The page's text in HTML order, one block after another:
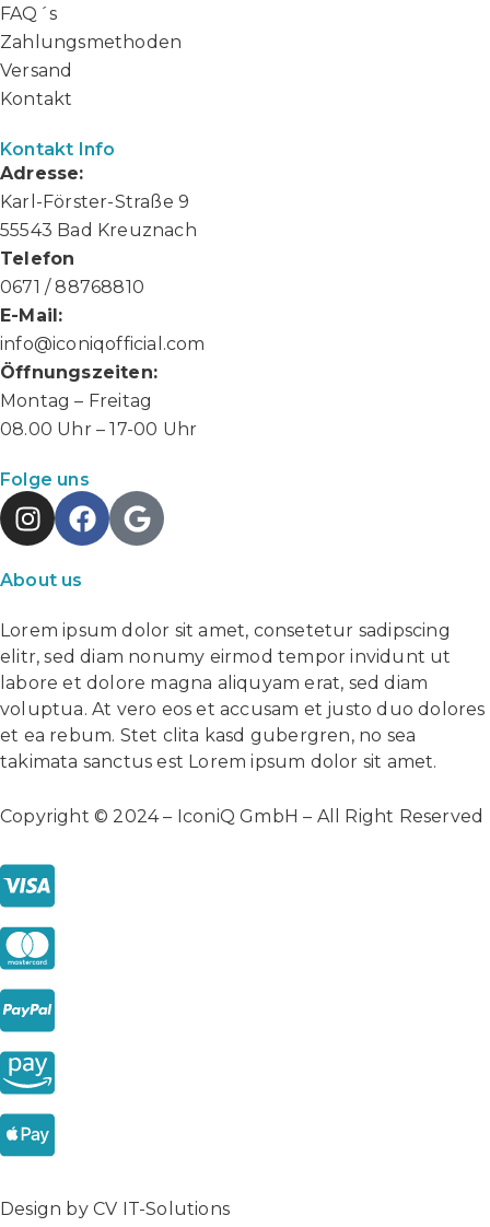
FAQ´s
Zahlungsmethoden
Versand
Kontakt
Kontakt Info
Adresse:
Karl-Förster-Straße 9
55543 Bad Kreuznach
Telefon
0671 / 88768810
E-Mail:
info@iconiqofficial.com
Öffnungszeiten:
Montag – Freitag
08.00 Uhr – 17-00 Uhr
Folge uns
About us
Lorem ipsum dolor sit amet, consetetur sadipscing
elitr, sed diam nonumy eirmod tempor invidunt ut
labore et dolore magna aliquyam erat, sed diam
voluptua. At vero eos et accusam et justo duo dolores
et ea rebum. Stet clita kasd gubergren, no sea
takimata sanctus est Lorem ipsum dolor sit amet.
Copyright © 2024 – IconiQ GmbH – All Right Reserved
Design by CV IT-Solutions